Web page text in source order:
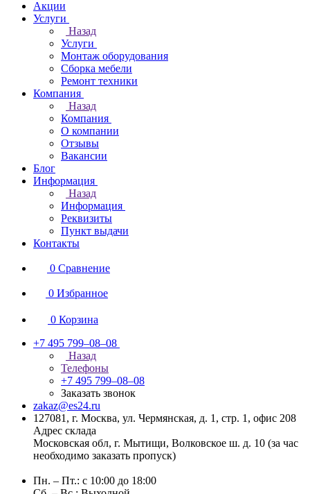
Акции
Услуги
Назад
Услуги
Монтаж оборудования
Сборка мебели
Ремонт техники
Компания
Назад
Компания
О компании
Отзывы
Вакансии
Блог
Информация
Назад
Информация
Реквизиты
Пункт выдачи
Контакты
0 Сравнение
0 Избранное
0 Корзина
+7 495 799–08–08
Назад
Телефоны
+7 495 799–08–08
Заказать звонок
zakaz@es24.ru
127081, г. Москва, ул. Чермянская, д. 1, стр. 1, офис 208
Адрес склада
Московская обл, г. Мытищи, Волковское ш. д. 10 (за час
необходимо заказать пропуск)
Пн. – Пт.: с 10:00 до 18:00